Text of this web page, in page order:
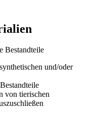
Bestandteile
und/oder
von tierischen